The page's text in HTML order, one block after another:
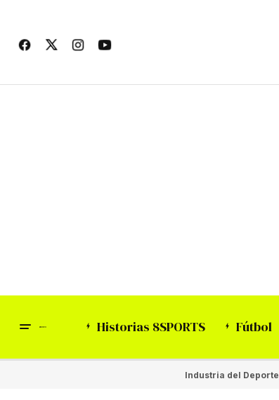
Historias 8SPORTS Fútbol
Industria del Deporte